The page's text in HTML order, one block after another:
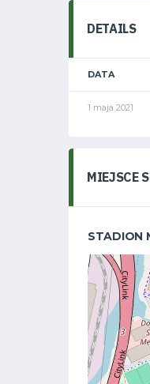
Tabela
DETAILS
DATA
1 maja 2021
MIEJSCE
STADION